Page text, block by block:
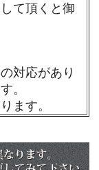
て頂くと御
対応があり
。
ます。